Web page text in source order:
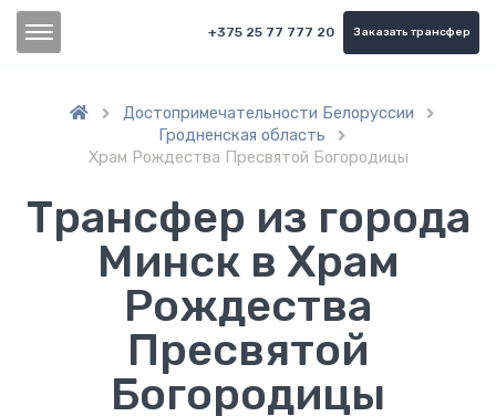
+375 25 77 777 20 Заказать трансфер
 Достопримечательности Белоруссии 
Гродненская область 
Храм Рождества Пресвятой Богородицы
Трансфер из города
Минск в Храм
Рождества
Пресвятой
Богородицы